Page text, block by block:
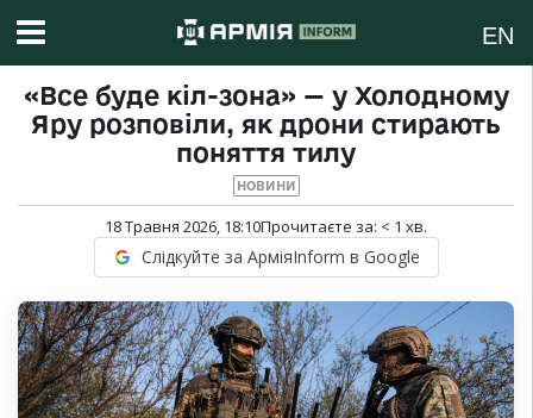
EN
«Все буде кіл-зона» — у Холодному
Яру розповіли, як дрони стирають
поняття тилу
НОВИНИ
18 Травня 2026, 18:10Прочитаєте за: < 1 хв.
Слідкуйте за АрміяInform в Google